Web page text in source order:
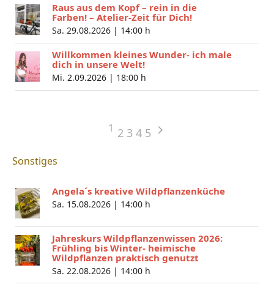
Raus aus dem Kopf – rein in die
Farben! – Atelier-Zeit für Dich!
Sa. 29.08.2026 | 14:00 h
Willkommen kleines Wunder- ich male
dich in unsere Welt!
Mi. 2.09.2026 | 18:00 h
1 2 3 4 5
Sonstiges
Angela´s kreative Wildpflanzenküche
Sa. 15.08.2026 | 14:00 h
Jahreskurs Wildpflanzenwissen 2026:
Frühling bis Winter- heimische
Wildpflanzen praktisch genutzt
Sa. 22.08.2026 | 14:00 h